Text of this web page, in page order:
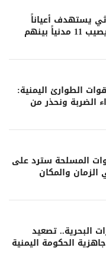
يستهدف أعياناً
مدنية في نجران ويصيب 11 مدنياً بينهم
الطوارئ اليمنية:
الضربة ونحذر من
المسلحة سترد على
والمكان
البحرية.. تصعيد
الحكومة اليمنية